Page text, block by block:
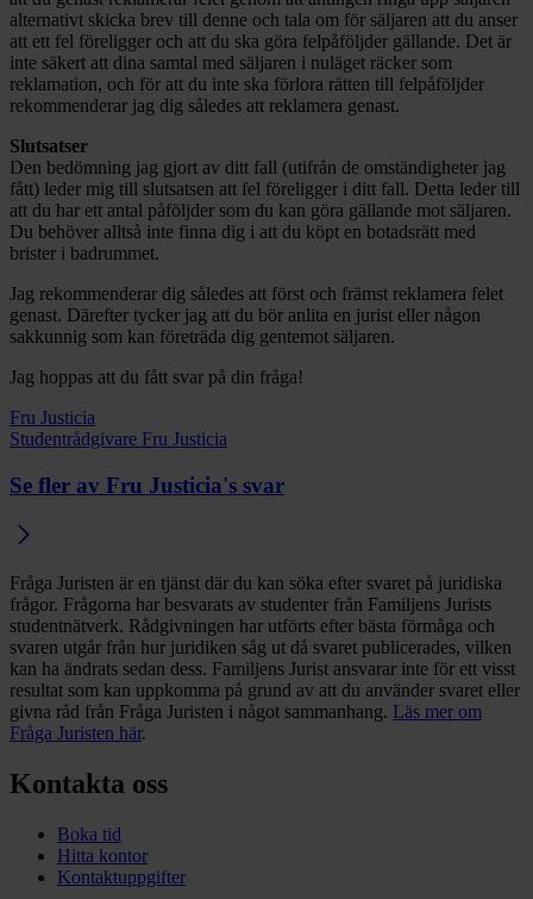
alternativt skicka brev till denne och tala om för säljaren att du anser
att ett fel föreligger och att du ska göra felpåföljder gällande. Det är
inte säkert att dina samtal med säljaren i nuläget räcker som
reklamation, och för att du inte ska förlora rätten till felpåföljder
rekommenderar jag dig således att reklamera genast.
Slutsatser
Den bedömning jag gjort av ditt fall (utifrån de omständigheter jag
fått) leder mig till slutsatsen att fel föreligger i ditt fall. Detta leder till
att du har ett antal påföljder som du kan göra gällande mot säljaren.
Du behöver alltså inte finna dig i att du köpt en botadsrätt med
brister i badrummet.
Jag rekommenderar dig således att först och främst reklamera felet
genast. Därefter tycker jag att du bör anlita en jurist eller någon
sakkunnig som kan företräda dig gentemot säljaren.
Jag hoppas att du fått svar på din fråga!
Fru Justicia
Studentrådgivare Fru Justicia
Se fler av Fru Justicia's svar
Fråga Juristen är en tjänst där du kan söka efter svaret på juridiska
frågor. Frågorna har besvarats av studenter från Familjens Jurists
studentnätverk. Rådgivningen har utförts efter bästa förmåga och
svaren utgår från hur juridiken såg ut då svaret publicerades, vilken
kan ha ändrats sedan dess. Familjens Jurist ansvarar inte för ett visst
resultat som kan uppkomma på grund av att du använder svaret eller
givna råd från Fråga Juristen i något sammanhang. Läs mer om
Fråga Juristen här.
Kontakta oss
Boka tid
Hitta kontor
Kontaktuppgifter